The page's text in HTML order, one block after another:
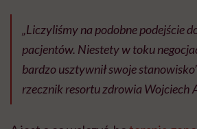
„Liczyliśmy na podobne podejście
pacjentów. Niestety w toku
bardzo usztywnił swoje
rzecznik resortu zdrowia Wojciech